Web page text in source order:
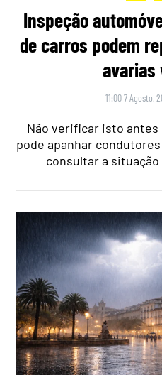
Inspeção
de carros podem
avarias
11:00 7 Agosto,
Não verificar isto antes
pode apanhar
consultar a